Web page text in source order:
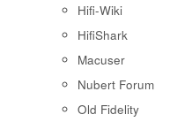
Hifi-Wiki
HifiShark
Macuser
Nubert Forum
Old Fidelity